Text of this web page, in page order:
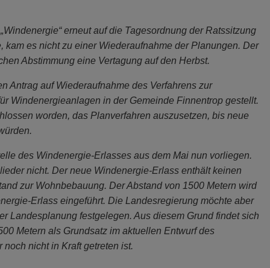
erneut auf die Tagesordnung der Ratssitzung
kam es nicht zu einer Wiederaufnahme der Planungen. Der
Abstimmung eine Vertagung auf den Herbst.
Antrag auf Wiederaufnahme des Verfahrens zur
Windenergieanlagen in der Gemeinde Finnentrop gestellt.
worden, das Planverfahren auszusetzen, bis neue
des Windenergie-Erlasses aus dem Mai nun vorliegen.
nicht. Der neue Windenergie-Erlass enthält keinen
zur Wohnbebauung. Der Abstand von 1500 Metern wird
Erlass eingeführt. Die Landesregierung möchte aber
Landesplanung festgelegen. Aus diesem Grund findet sich
Metern als Grundsatz im aktuellen Entwurf des
nicht in Kraft getreten ist.